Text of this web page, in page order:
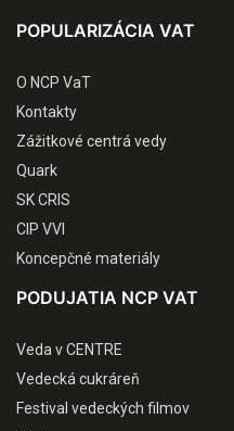
POPULARIZÁCIA VAT
O NCP VaT
Kontakty
Zážitkové centrá vedy
Quark
SK CRIS
CIP VVI
Koncepčné materiály
PODUJATIA NCP VAT
Veda v CENTRE
Vedecká cukráreň
Festival vedeckých filmov